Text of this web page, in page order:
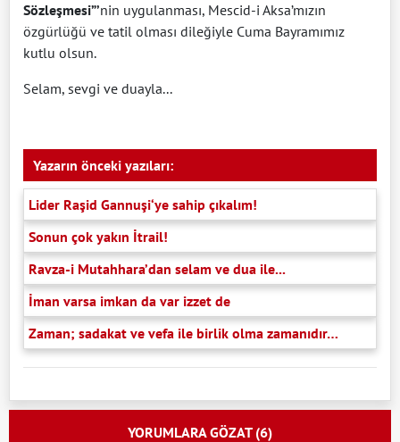
Sözleşmesi”’nin uygulanması, Mescid-i Aksa’mızın
özgürlüğü ve tatil olması dileğiyle Cuma Bayramımız
kutlu olsun.
Selam, sevgi ve duayla...
Yazarın önceki yazıları:
Lider Raşid Gannuşi‘ye sahip çıkalım!
Sonun çok yakın İtrail!
Ravza-i Mutahhara’dan selam ve dua ile...
İman varsa imkan da var izzet de
Zaman; sadakat ve vefa ile birlik olma zamanıdır…
YORUMLARA GÖZAT (6)